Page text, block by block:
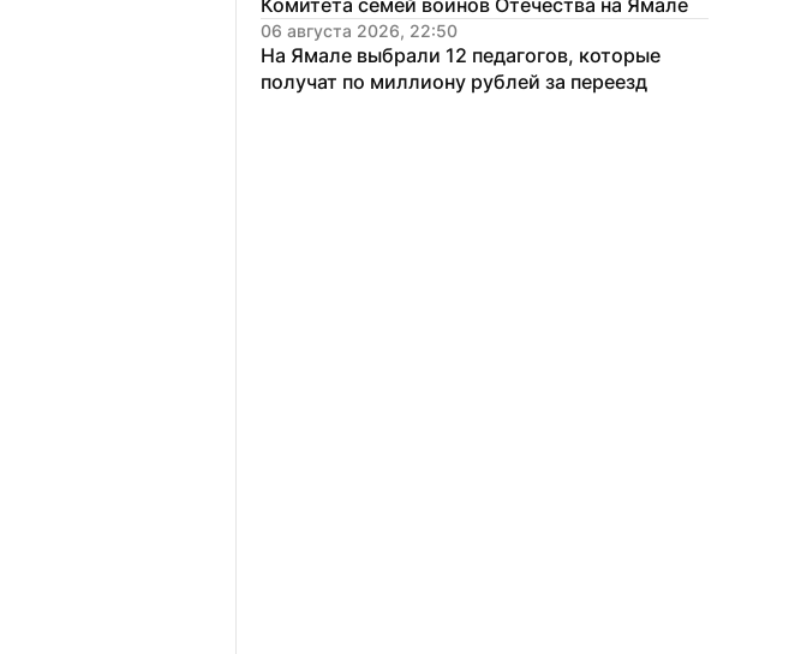
Комитета семей воинов Отечества на Ямале
06 августа 2026, 22:50
На Ямале выбрали 12 педагогов, которые
получат по миллиону рублей за переезд